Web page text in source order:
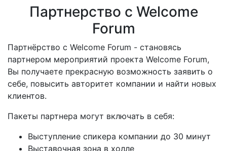
Партнерство с Welcome
Forum
Партнёрство с Welcome Forum - становясь
партнером мероприятий проекта Welcome Forum,
Вы получаете прекрасную возможность заявить о
себе, повысить авторитет компании и найти новых
клиентов.
Пакеты партнера могут включать в себя:
Выступление спикера компании до 30 минут
Выставочная зона в холле